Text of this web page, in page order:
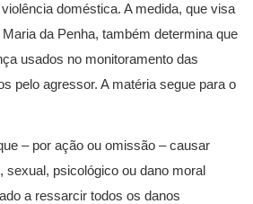
doméstica. A medida, que visa
da Penha, também determina que
usados no monitoramento das
pelo agressor. A matéria segue para o
– por ação ou omissão – causar
sexual, psicológico ou dano moral
a ressarcir todos os danos